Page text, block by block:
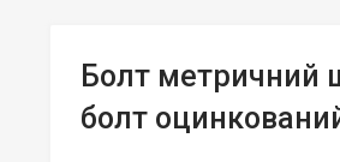
Болт метричний
болт